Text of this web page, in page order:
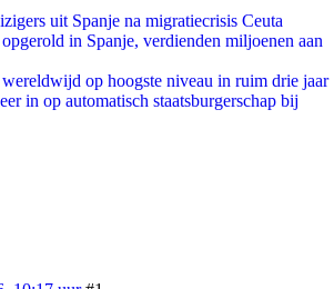
uit Spanje na migratiecrisis Ceuta
in Spanje, verdienden miljoenen aan
op hoogste niveau in ruim drie jaar
in op automatisch staatsburgerschap bij